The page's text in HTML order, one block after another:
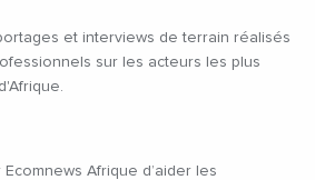
et interviews de terrain réalisés
sur les acteurs les plus
Afrique d’aider les